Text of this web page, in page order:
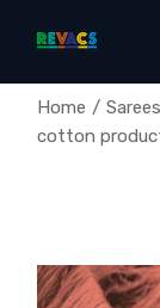
Home Sarees
cotton